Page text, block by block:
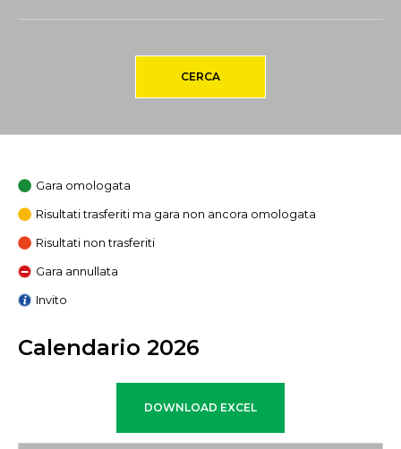
CERCA
Gara omologata
Risultati trasferiti ma gara non ancora omologata
Risultati non trasferiti
Gara annullata
Invito
Calendario 2026